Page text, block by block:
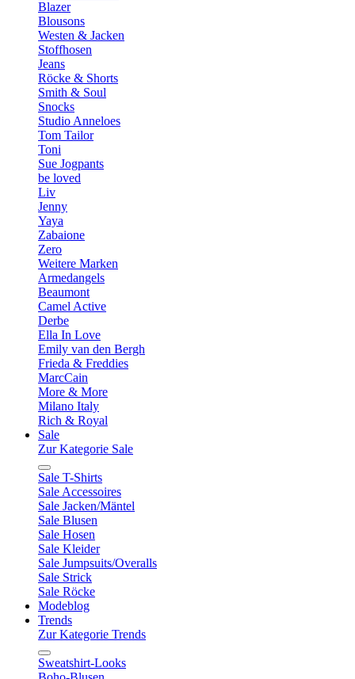
Blazer
Blousons
Westen & Jacken
Stoffhosen
Jeans
Röcke & Shorts
Smith & Soul
Snocks
Studio Anneloes
Tom Tailor
Toni
Sue Jogpants
be loved
Liv
Jenny
Yaya
Zabaione
Zero
Weitere Marken
Armedangels
Beaumont
Camel Active
Derbe
Ella In Love
Emily van den Bergh
Frieda & Freddies
MarcCain
More & More
Milano Italy
Rich & Royal
Sale
Zur Kategorie Sale
Sale T-Shirts
Sale Accessoires
Sale Jacken/Mäntel
Sale Blusen
Sale Hosen
Sale Kleider
Sale Jumpsuits/Overalls
Sale Strick
Sale Röcke
Modeblog
Trends
Zur Kategorie Trends
Sweatshirt-Looks